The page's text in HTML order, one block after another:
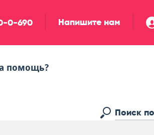
0-690 Напишите нам
помощь?